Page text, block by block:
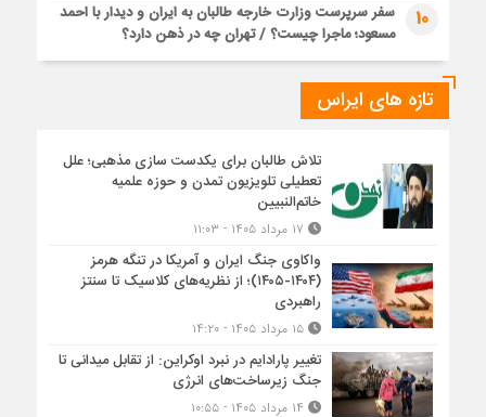
10
سفر سرپرست وزارت خارجه طالبان به ایران و دیدار با احمد
مسعود؛ ماجرا چیست؟ / تهران چه در ذهن دارد؟
تازه های ایراس
تلاش طالبان برای یکدست سازی مذهبی؛ علل
تعطیلی تلویزیون تمدن و حوزه علمیه
خاتم‌النبیین
واکاوی جنگ ایران و آمریکا در تنگه هرمز
(۱۴۰۴-۱۴۰۵)؛ از نظریه‌های کلاسیک تا سنتز
راهبردی
۱۵ مرداد ۱۴۰۵ - ۱۴:۲۰
تغییر پارادایم در نبرد اوکراین: از تقابل میدانی تا
جنگ زیرساخت‌های انرژی